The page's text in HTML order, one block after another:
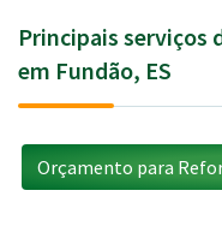
Principais serviços
em Fundão, ES
Orçamento para